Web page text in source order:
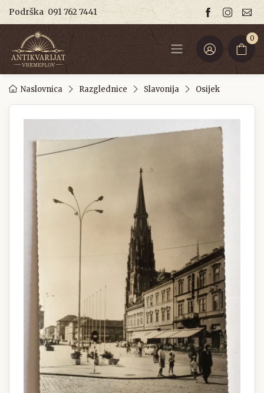
Podrška 091 762 7441
0
Naslovnica Razglednice Slavonija Osijek